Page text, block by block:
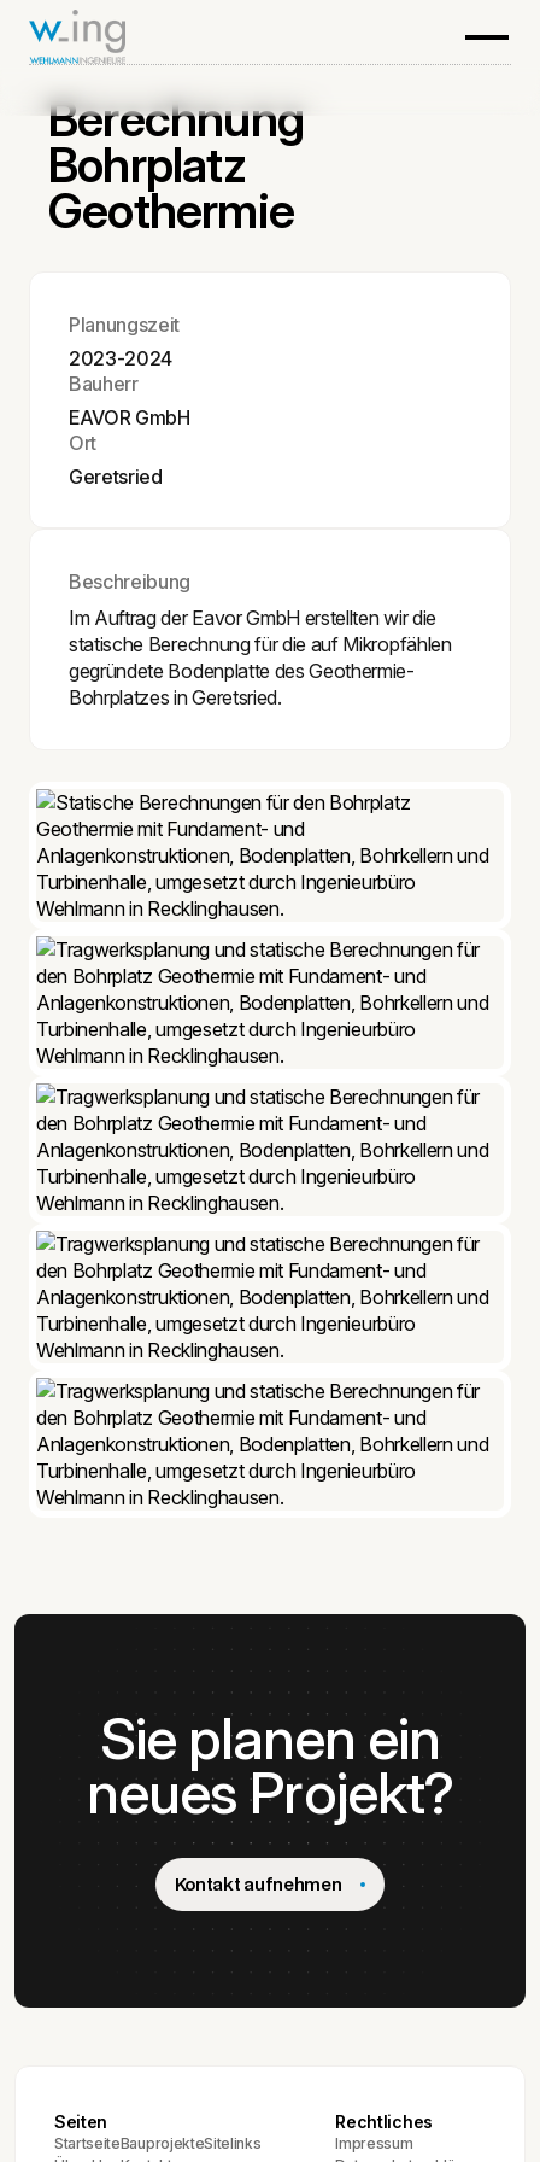
Berechnung
Bohrplatz
Geothermie
Planungszeit
2023-2024
Bauherr
EAVOR GmbH
Ort
Geretsried
Beschreibung
Im Auftrag der Eavor GmbH erstellten wir die
statische Berechnung für die auf Mikropfählen
gegründete Bodenplatte des Geothermie-
Bohrplatzes in Geretsried.
Sie planen ein
neues Projekt?
Kontakt aufnehmen
Seiten
StartseiteBauprojekteSitelinks
Rechtliches
Impressum